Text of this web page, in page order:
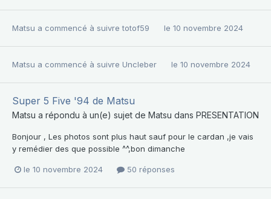
Matsu a commencé à suivretotof59 le 10 novembre 2024
Matsu a commencé à suivre Uncleber le 10 novembre 2024
Super 5 Five '94 de Matsu
Matsu a répondu à un(e) sujet de Matsu dans PRESENTATION
Bonjour , Les photos sont plus haut sauf pour le cardan ,je vais
y remédier des que possible ^^,bon dimanche
le 10 novembre 2024 50 réponses